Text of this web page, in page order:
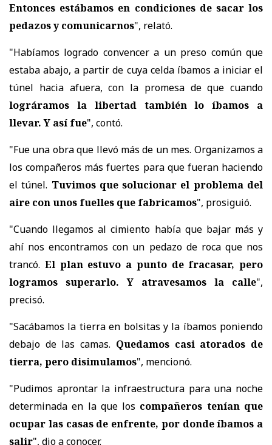
Entonces estábamos en condiciones de sacar los
pedazos y comunicarnos", relató.
"Habíamos logrado convencer a un preso común que
estaba abajo, a partir de cuya celda íbamos a iniciar el
túnel hacia afuera, con la promesa de que cuando
lográramos la libertad también lo íbamos a
llevar. Y así fue", contó.
"Fue una obra que llevó más de un mes. Organizamos a
los compañeros más fuertes para que fueran haciendo
el túnel. Tuvimos que solucionar el problema del
aire con unos fuelles que fabricamos", prosiguió.
"Cuando llegamos al cimiento había que bajar más y
ahí nos encontramos con un pedazo de roca que nos
trancó. El plan estuvo a punto de fracasar, pero
logramos superarlo. Y atravesamos la calle",
precisó.
"Sacábamos la tierra en bolsitas y la íbamos poniendo
debajo de las camas. Quedamos casi atorados de
tierra, pero disimulamos", mencionó.
"Pudimos aprontar la infraestructura para una noche
determinada en la que los compañeros tenían que
ocupar las casas de enfrente, por donde íbamos a
salir", dio a conocer.